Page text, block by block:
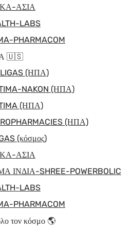
ΑΣΙΑ
LABS
PHARMACOM
🇺🇸
(ΗΠΑ)
NAKON (ΗΠΑ)
(ΗΠΑ)
(ΗΠΑ)
(κόσμος)
ΑΣΙΑ
ΙΝΔΙΑ-SHREE-POWERBOLIC
LABS
PHARMACOM
τον κόσμο 🌎